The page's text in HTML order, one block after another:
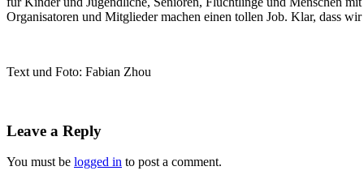
Organisatoren und Mitglieder machen einen tollen Job. Klar, dass
Text und Foto: Fabian Zhou
Leave a Reply
You must be logged in to post a comment.